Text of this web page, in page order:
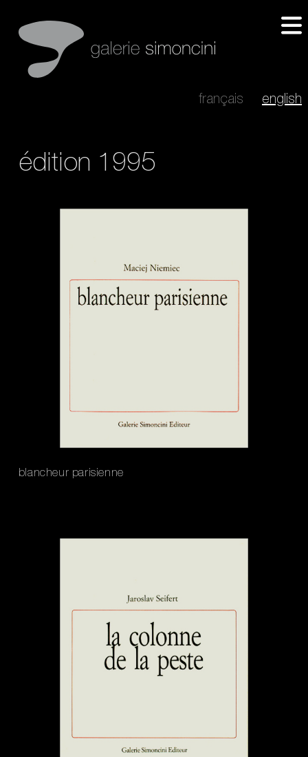
français english
édition 1995
blancheur parisienne